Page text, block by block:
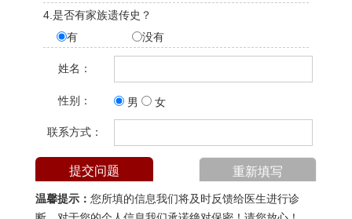
4.是否有家族遗传史？
有
没有
姓名：
性别： 男 女
联系方式：
温馨提示： 您所填的信息我们将及时反馈给医生进行诊